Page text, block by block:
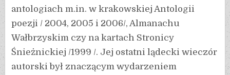
antologiach m.in. w krakowskiej Antologii
poezji / 2004, 2005 i 2006/, Almanachu
Wałbrzyskim czy na kartach Stronicy
Śnieżnickiej /1999 /. Jej ostatni lądecki wieczór
autorski był znaczącym wydarzeniem